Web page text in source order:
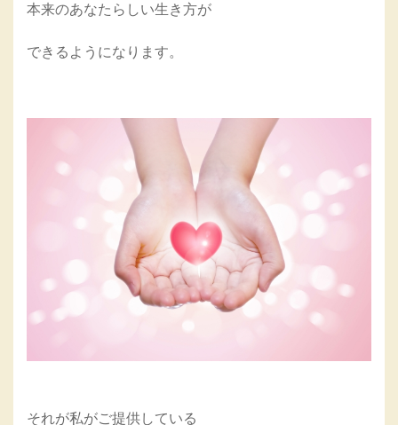
本来のあなたらしい生き方が
できるようになります。
それが私がご提供している